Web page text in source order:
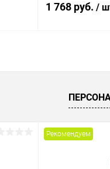
1 768 руб. /
Рекомендуем